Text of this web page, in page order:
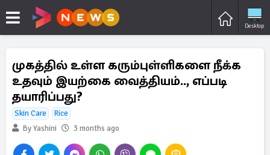
Desktop
முகத்தில் உள்ள கரும்புள்ளிகளை நீக்க
உதவும் இயற்கை வைத்தியம்.., எப்படி
தயாரிப்பது?
Skin Care
Rice
By Yashini
3 months ago